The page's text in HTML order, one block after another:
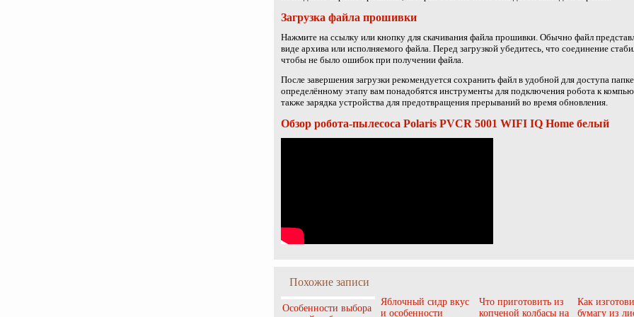
Загрузка файла прошивки
Нажмите на ссылку или кнопку для скачивания файла прошивки. Обычно файл
виде архива или исполняемого файла. Перед загрузкой убедитесь, что соединение
чтобы не было ошибок при получении файла.
После завершения загрузки рекомендуется сохранить файл в удобной для доступа
определённому этапу вам понадобятся инструменты для подключения робота к
также зарядка устройства для предотвращения прерываний во время обновления.
Обзор робота-пылесоса Polaris PVCR 5001 WIFI IQ Home белый
Похожие записи
Особенности выбора
Яблочный сидр вкус
и особенности
Что приготовить из
копченой колбасы на
Как
бумагу из